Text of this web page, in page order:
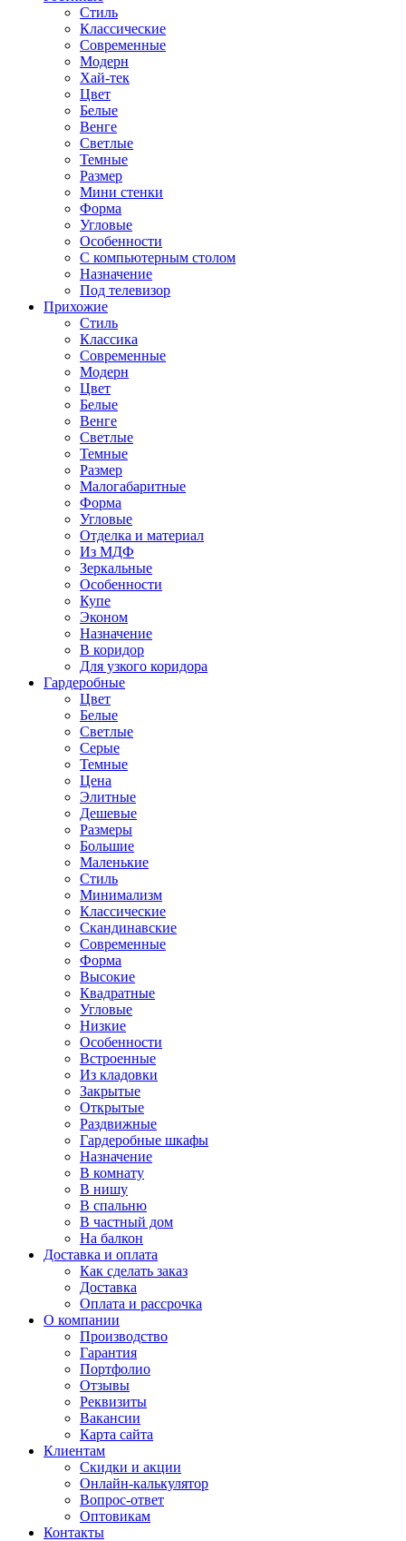
Стиль
Классические
Современные
Модерн
Хай-тек
Цвет
Белые
Венге
Светлые
Темные
Размер
Мини стенки
Форма
Угловые
Особенности
С компьютерным столом
Назначение
Под телевизор
Прихожие
Стиль
Классика
Современные
Модерн
Цвет
Белые
Венге
Светлые
Темные
Размер
Малогабаритные
Форма
Угловые
Отделка и материал
Из МДФ
Зеркальные
Особенности
Купе
Эконом
Назначение
В коридор
Для узкого коридора
Гардеробные
Цвет
Белые
Светлые
Серые
Темные
Цена
Элитные
Дешевые
Размеры
Большие
Маленькие
Стиль
Минимализм
Классические
Скандинавские
Современные
Форма
Высокие
Квадратные
Угловые
Низкие
Особенности
Встроенные
Из кладовки
Закрытые
Открытые
Раздвижные
Гардеробные шкафы
Назначение
В комнату
В нишу
В спальню
В частный дом
На балкон
Доставка и оплата
Как сделать заказ
Доставка
Оплата и рассрочка
О компании
Производство
Гарантия
Портфолио
Отзывы
Реквизиты
Вакансии
Карта сайта
Клиентам
Скидки и акции
Онлайн-калькулятор
Вопрос-ответ
Оптовикам
Контакты